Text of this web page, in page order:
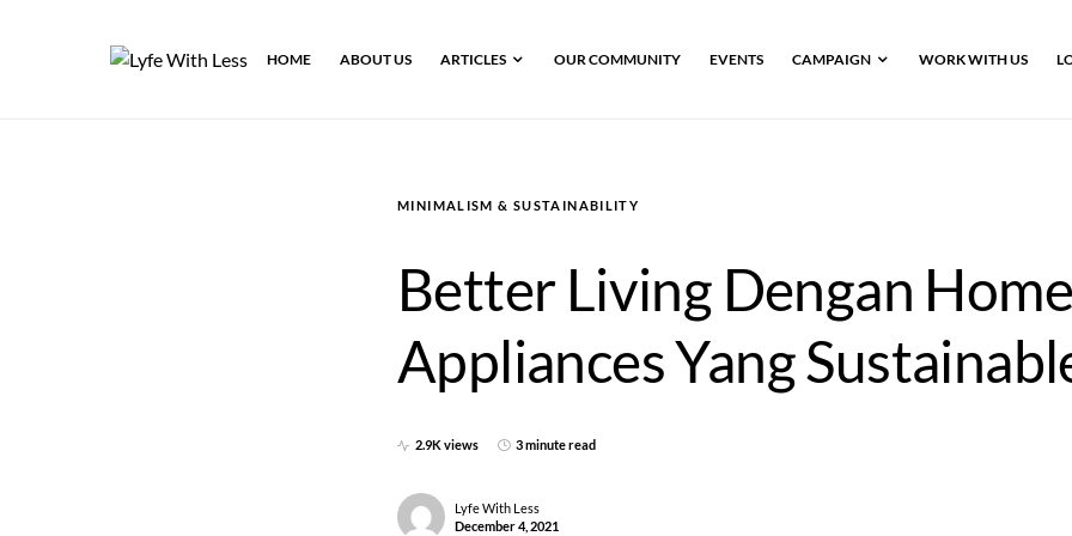
HOME ABOUT US ARTICLES OUR COMMUNITY EVENTS CAMPAIGN WORK WITH US
MINIMALISM & SUSTAINABILITY
Better Living Dengan Home
Appliances Yang
2.9K views 3 minute read
Lyfe With Less
December 4, 2021